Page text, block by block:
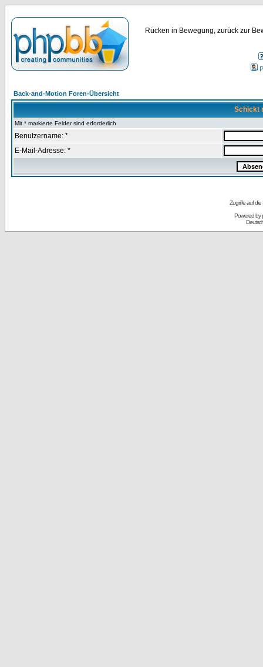
Rücken in Bewegung, zurück zur
Back-and-Motion Foren-Übersicht
Schickt
Mit * markierte Felder sind erforderlich
Benutzername: *
E-Mail-Adresse: *
Zugriffe auf
Powered by